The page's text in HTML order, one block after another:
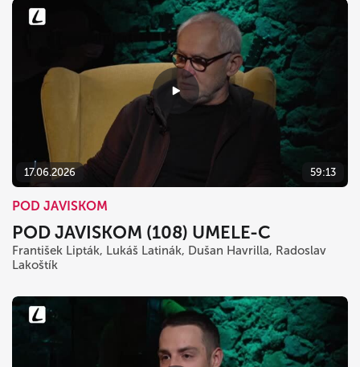
17.06.2026 59:13
POD JAVISKOM
POD JAVISKOM (108) UMELE-C
František Lipták, Lukáš Latinák, Dušan Havrilla, Radoslav
Lakoštík